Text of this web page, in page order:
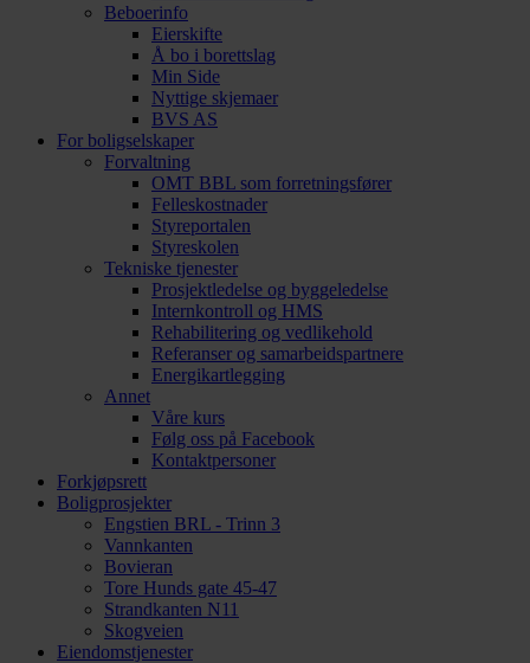
Beboerinfo
Eierskifte
Å bo i borettslag
Min Side
Nyttige skjemaer
BVS AS
For boligselskaper
Forvaltning
OMT BBL som forretningsfører
Felleskostnader
Styreportalen
Styreskolen
Tekniske tjenester
Prosjektledelse og byggeledelse
Internkontroll og HMS
Rehabilitering og vedlikehold
Referanser og samarbeidspartnere
Energikartlegging
Annet
Våre kurs
Følg oss på Facebook
Kontaktpersoner
Forkjøpsrett
Boligprosjekter
Engstien BRL - Trinn 3
Vannkanten
Bovieran
Tore Hunds gate 45-47
Strandkanten N11
Skogveien
Eiendomstjenester